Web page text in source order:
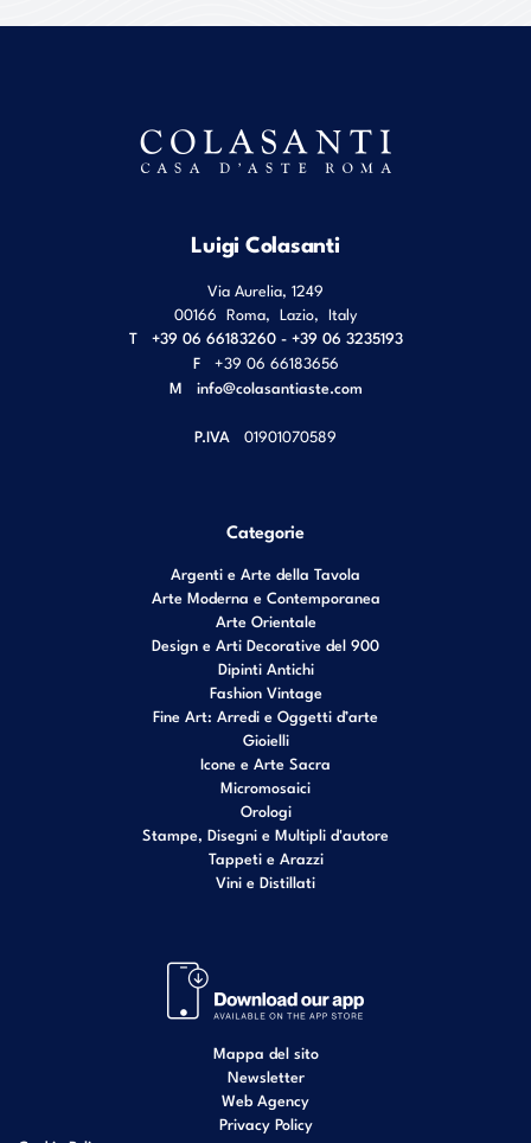
Luigi Colasanti
Via Aurelia, 1249
00166 Roma Lazio Italy
T
+39 06 66183260 - +39 06 3235193
F
+39 06 66183656
M info@colasantiaste.com
P.IVA 01901070589
Categorie
Argenti e Arte della Tavola
Arte Moderna e Contemporanea
Arte Orientale
Design e Arti Decorative del 900
Dipinti Antichi
Fashion Vintage
Fine Art: Arredi e Oggetti d’arte
Gioielli
Icone e Arte Sacra
Micromosaici
Orologi
Stampe, Disegni e Multipli d'autore
Tappeti e Arazzi
Vini e Distillati
Mappa del sito
Newsletter
Web Agency
Privacy Policy